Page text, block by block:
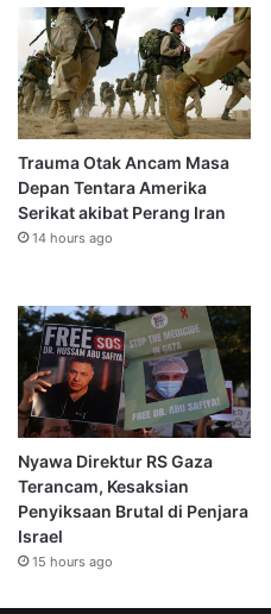
Trauma Otak Ancam Masa
Depan Tentara Amerika
Serikat akibat Perang Iran
14 hours ago
Nyawa Direktur RS Gaza
Terancam, Kesaksian
Penyiksaan Brutal di Penjara
Israel
15 hours ago